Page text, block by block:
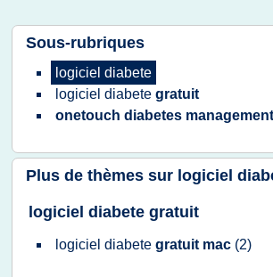
Sous-rubriques
logiciel diabete
logiciel diabete gratuit
onetouch diabetes management
Plus de thèmes sur logiciel
logiciel diabete gratuit
logiciel diabete gratuit mac (2)